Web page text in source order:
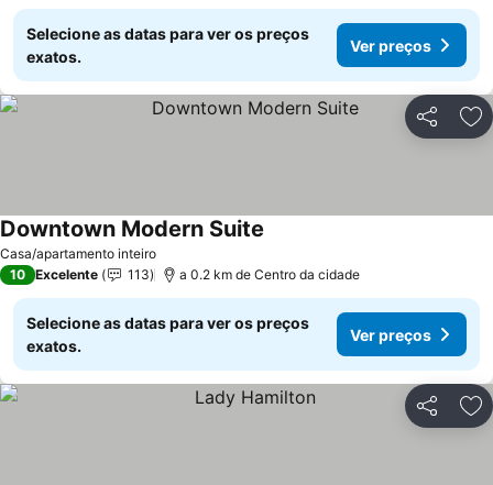
Selecione as datas para ver os preços
exatos.
Ver preços
Partilhar
Casa/apartamento inteiro
Downtown Modern Suite
10 Excelente 113 a 0.2 km de Centro da cidade
Selecione as datas para ver os preços
exatos.
Ver preços
Partilhar